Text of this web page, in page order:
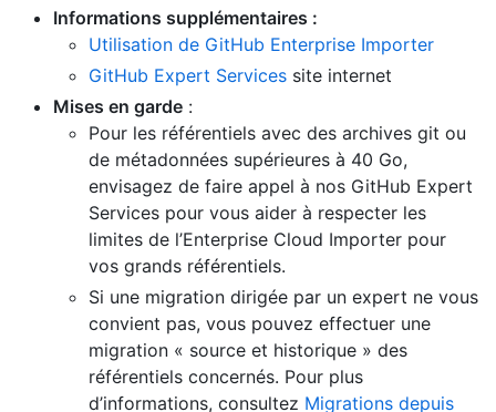
Informations supplémentaires :
Utilisation de GitHub Enterprise Importer
GitHub Expert Services site internet
Mises en garde :
Pour les référentiels avec des archives git ou
de métadonnées supérieures à 40 Go,
envisagez de faire appel à nos GitHub Expert
Services pour vous aider à respecter les
limites de l’Enterprise Cloud Importer pour
vos grands référentiels.
Si une migration dirigée par un expert ne vous
convient pas, vous pouvez effectuer une
migration « source et historique » des
référentiels concernés. Pour plus
d’informations, consultez Migrations depuis